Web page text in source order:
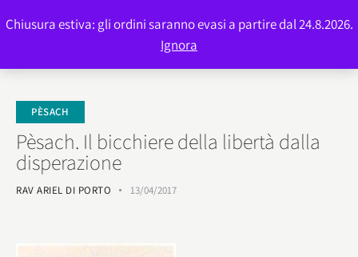
PÈSACH
Pèsach. Il bicchiere della libertà dalla
disperazione
RAV ARIEL DI PORTO 13/04/2017
Chiusura estiva: gli ordini saranno evasi a partire dal 24.8.2026.
Ignora